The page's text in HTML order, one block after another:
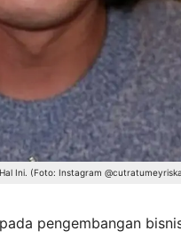
Ini. (Foto: Instagram
pengembangan